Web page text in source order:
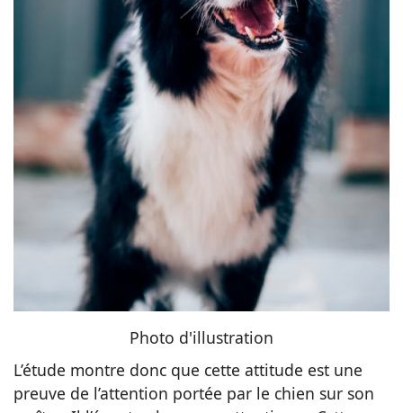
Photo d'illustration
L’étude montre donc que cette attitude est une
preuve de l’attention portée par le chien sur son